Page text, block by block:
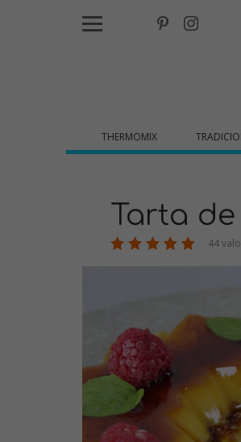
THERMOMIX
Tarta
44